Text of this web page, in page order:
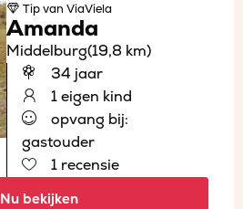
Tipvan ViaViela
Amanda
Middelburg(19,8 km)
34 jaar
1 eigen kind
opvang bij:
gastouder
1 recensie
Nu bekijken